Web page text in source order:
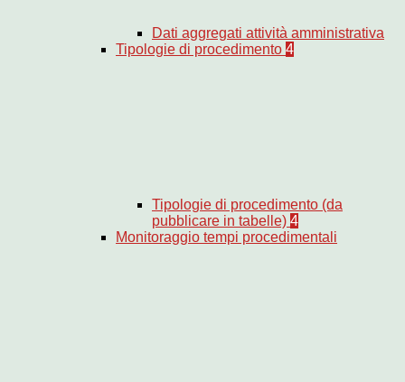
Dati aggregati attività amministrativa
Tipologie di procedimento 4
Tipologie di procedimento (da
pubblicare in tabelle) 4
Monitoraggio tempi procedimentali